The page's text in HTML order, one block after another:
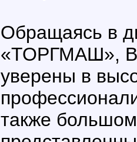
Обращаясь в
«ТОРГМАШ»,
уверены в
также